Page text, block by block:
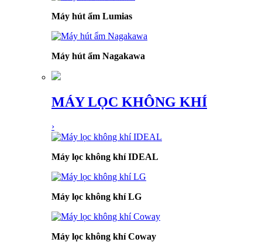
Máy hút ẩm Lumias
Máy hút ẩm Nagakawa
MÁY LỌC KHÔNG KHÍ
›
Máy lọc không khí IDEAL
Máy lọc không khí LG
Máy lọc không khí Coway